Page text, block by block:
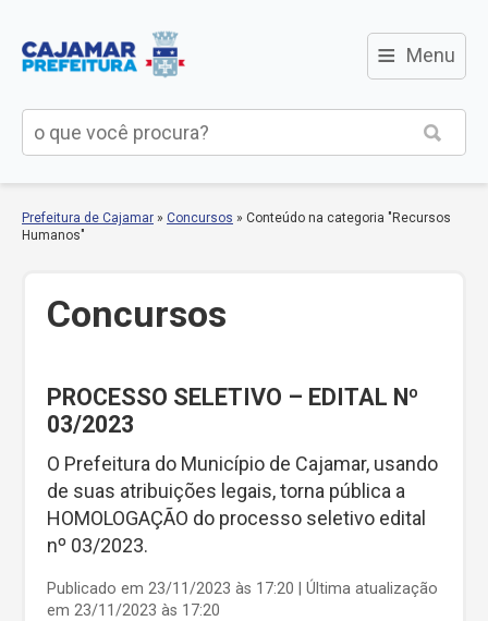
≡ Menu
Prefeitura de Cajamar » Concursos » Conteúdo na categoria "Recursos
Humanos"
Concursos
PROCESSO SELETIVO – EDITAL Nº
03/2023
O Prefeitura do Município de Cajamar, usando
de suas atribuições legais, torna pública a
HOMOLOGAÇÃO do processo seletivo edital
nº 03/2023.
Publicado em 23/11/2023 às 17:20 | Última atualização
em 23/11/2023 às 17:20